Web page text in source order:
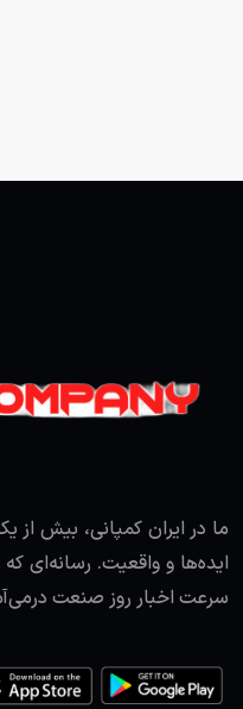
ما در ایران کمپانی، بیش
ایده‌ها و واقعیت. رسانه‌ای
سرعت اخبار روز صنعت